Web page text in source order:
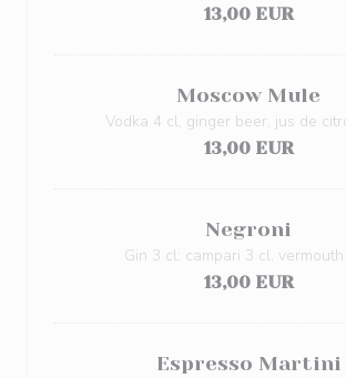
13,00 EUR
Moscow Mule
Vodka 4 cl, ginger beer, jus de
13,00 EUR
Negroni
Gin 3 cl; campari 3 cl,
13,00 EUR
Espresso Martini